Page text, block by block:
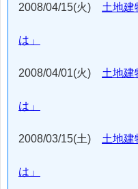
2008/04/15(火) 土地
は」
2008/04/01(火) 土地
は」
2008/03/15(土) 土地
は」